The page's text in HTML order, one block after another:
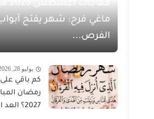
مفاجآت
ماغي فرح: شهر يفتح
الفرص...
يوليو 28, 2026
كم باقي
رمضان
2027؟ العد التنازلي...